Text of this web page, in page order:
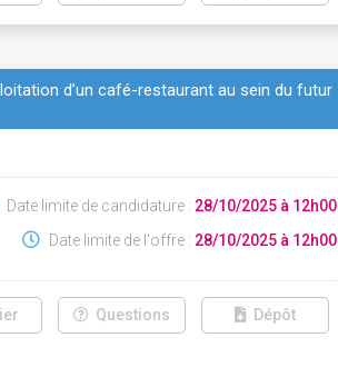
d’un café-restaurant au sein du futur
Date limite de candidature : 28/10/2025 à 12h00
Date limite de l'offre : 28/10/2025 à 12h00
Questions Dépôt